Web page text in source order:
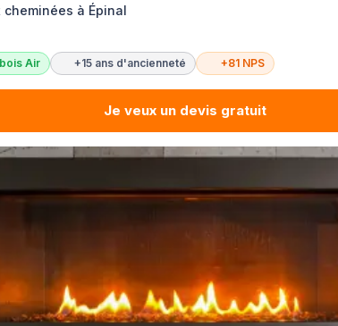
à Épinal
Air +15 ans d'ancienneté +81 NPS
Je veux un devis gratuit